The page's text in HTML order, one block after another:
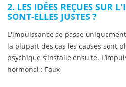
2. LES IDÉES REÇUES SUR
SONT-ELLES JUSTES ?
L'impuissance se passe
la plupart des cas les causes sont
psychique s’installe ensuite.
hormonal : Faux